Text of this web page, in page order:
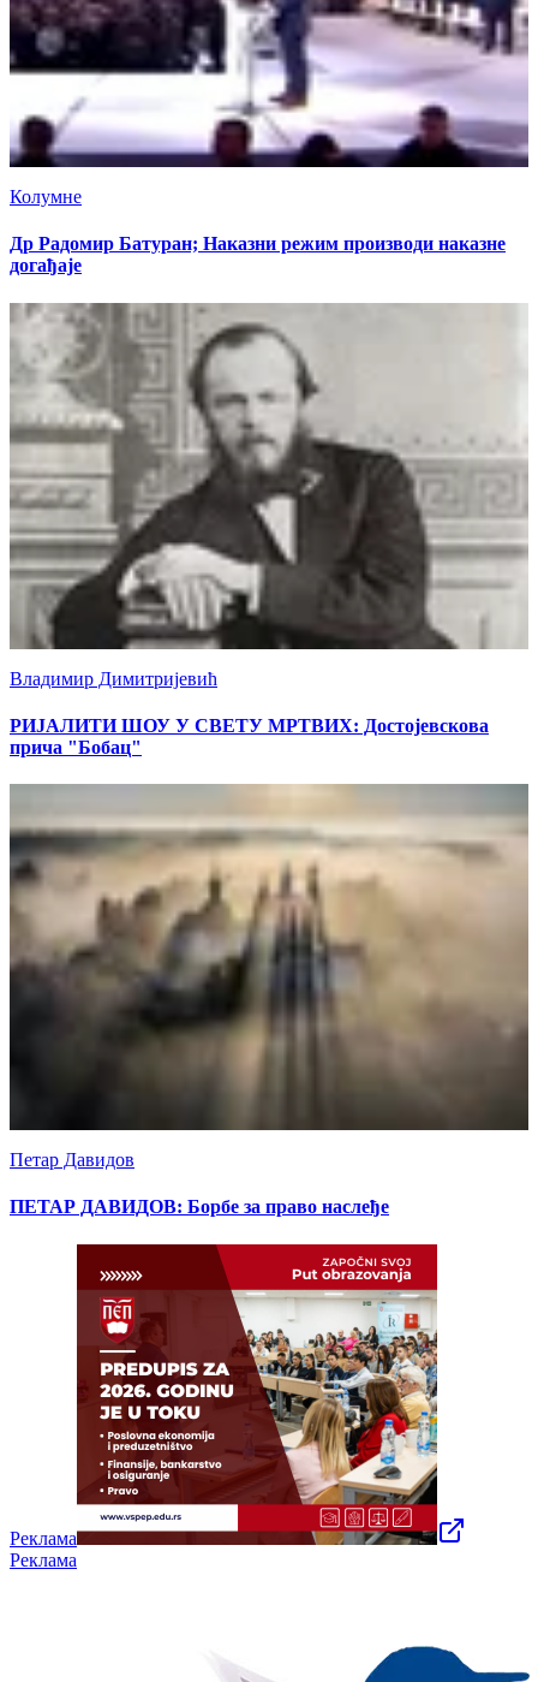
Колумне
Др Радомир Батуран; Наказни режим производи наказне
догађаје
Владимир Димитријевић
РИЈАЛИТИ ШОУ У СВЕТУ МРТВИХ: Достојевскова
прича "Бобац"
Петар Давидов
ПЕТАР ДАВИДОВ: Борбе за право наслеђе
Реклама
Реклама